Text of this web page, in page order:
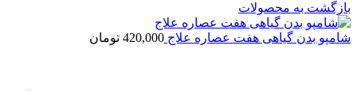
بازگشت به محصولات
شامپو بدن گیاهی هفت عصاره علاج 420,000 تومان